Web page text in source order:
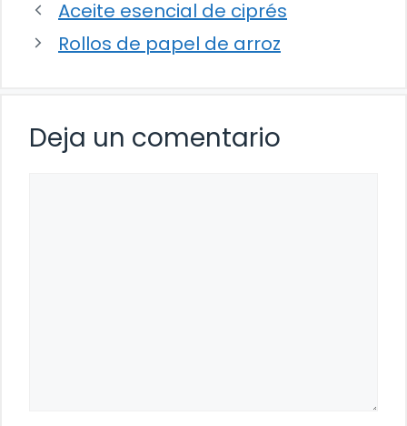
Aceite esencial de ciprés
Rollos de papel de arroz
Deja un comentario